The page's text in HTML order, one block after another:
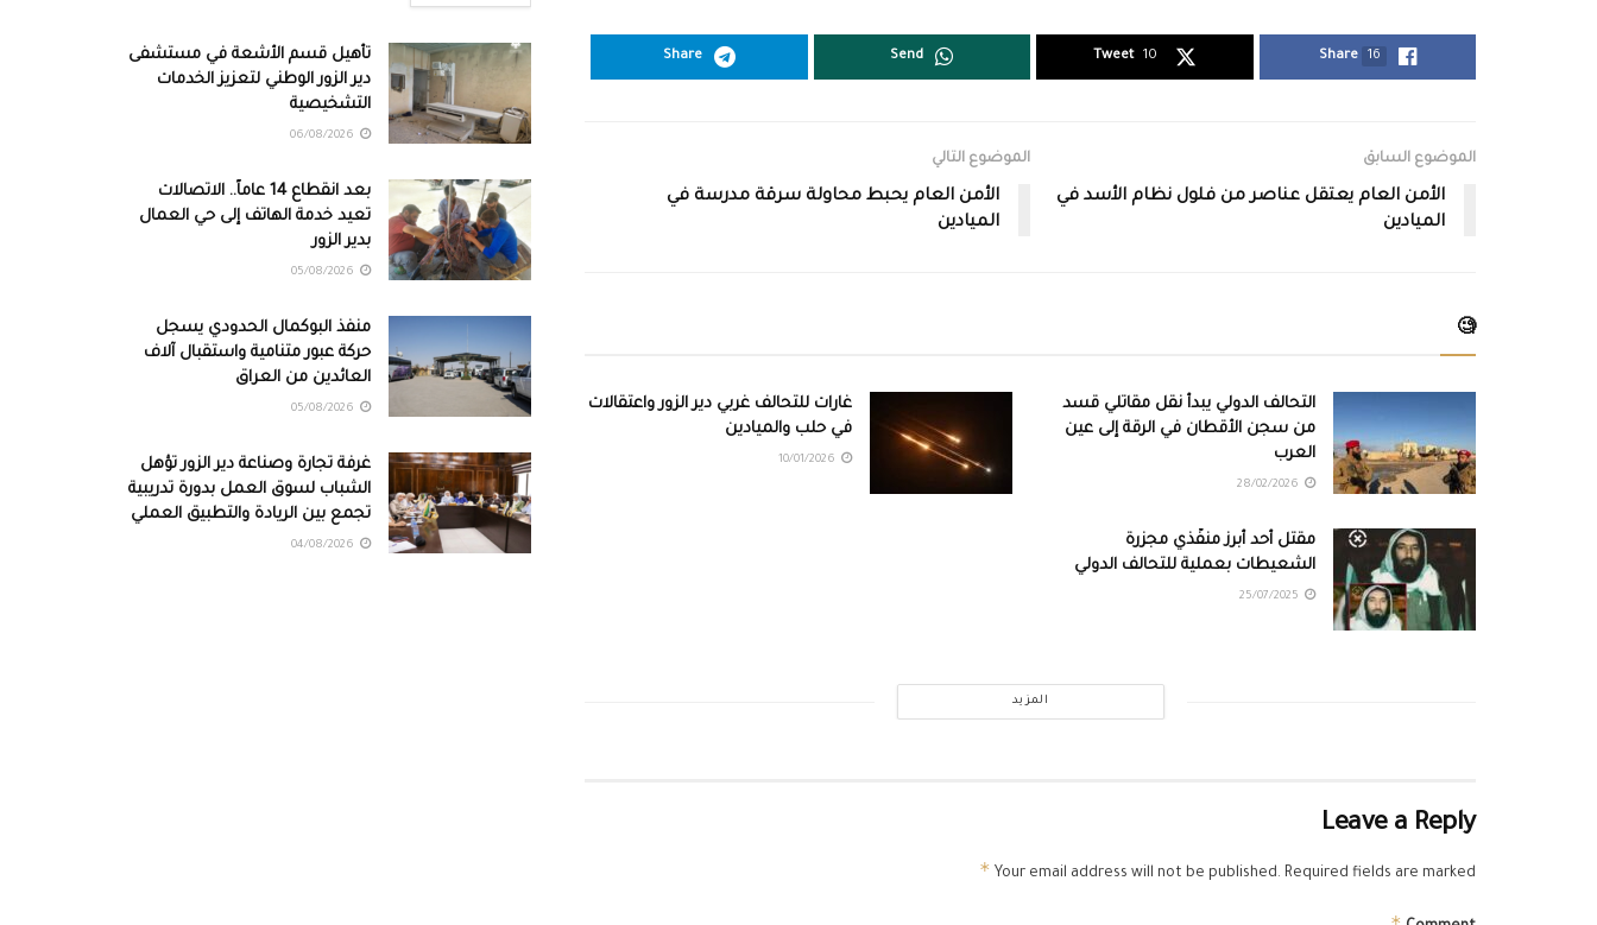
Share 16
Tweet 10
Send
Share
الموضوع السابق
الأمن العام يعتقل عناصر من فلول نظام الأسد في
الميادين
الموضوع التالي
الأمن العام يحبط محاولة سرقة مدرسة في
الميادين
🧐
التحالف الدولي يبدأ نقل مقاتلي قسد
من سجن الأقطان في الرقة إلى عين
العرب
غارات للتحالف غربي دير الزور واعتقالات
في حلب والميادين
مقتل أحد أبرز منفّذي مجزرة
الشعيطات بعملية للتحالف الدولي
المزيد
Leave a Reply
Your email address will not be published. Required fields are marked
*
تأهيل قسم الأشعة في مستشفى
دير الزور الوطني لتعزيز الخدمات
التشخيصية
بعد انقطاع 14 عاماً.. الاتصالات
تعيد خدمة الهاتف إلى حي العمال
بدير الزور
منفذ البوكمال الحدودي يسجل
حركة عبور متنامية واستقبال آلاف
العائدين من العراق
غرفة تجارة وصناعة دير الزور تؤهل
الشباب لسوق العمل بدورة تدريبية
تجمع بين الريادة والتطبيق العملي